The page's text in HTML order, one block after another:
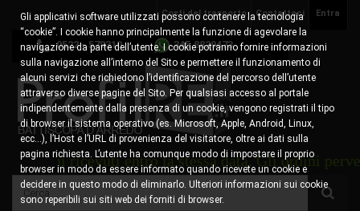
Entra
Contattaci
Costi del trasporto
0522 - 578310 345.8829473
ricevuti entro la stessa data. Gli ordini pervenuti
Gli applicativi software utilizzati possono contenere la tecnologia
“cookie”. I cookie hanno principalmente la funzione di agevolare la
navigazione da parte dell’utente. I cookie potranno fornire informazioni
sulla navigazione all’interno del Sito e permettere il funzionamento di
alcuni servizi che richiedono l’identificazione del percorso dell’utente
attraverso diverse pagine del Sito. Per qualsiasi accesso al portale
indipendentemente dalla presenza di un cookie, vengono registrati il tipo
di browser il sistema operativo (es. Microsoft, Apple, Android, Linux,
ecc…), l’Host e l’URL di provenienza del visitatore, oltre ai dati sulla
pagina richiesta. L’utente ha comunque modo di impostare il proprio
browser in modo da essere informato quando ricevete un cookie e
decidere in questo modo di eliminarlo. Ulteriori informazioni sui cookie
sono reperibili sui siti web dei forniti di browser.